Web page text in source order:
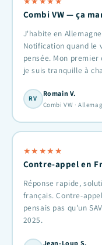
Combi VW — ça
J'habite en
Notification quand le
pensée. Mon
je suis tranquille à
RV
Romain V.
Combi VW ·
★★ ★★ ★
Contre-appel en
Réponse rapide,
français. Contre-
pensais pas qu'un
2025.
Jean-Loup S.